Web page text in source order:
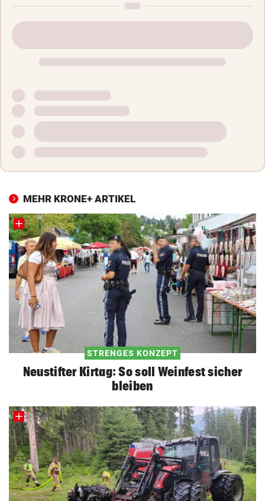
MEHR KRONE+ ARTIKEL
STRENGES KONZEPT
Neustifter Kirtag: So soll Weinfest sicher
bleiben